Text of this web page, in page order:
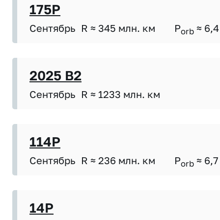
175P
Сентябрь R ≈ 345 млн. км Porb ≈ 6,4
2025 B2
Сентябрь R ≈ 1233 млн. км
114P
Сентябрь R ≈ 236 млн. км Porb ≈ 6,7
14P